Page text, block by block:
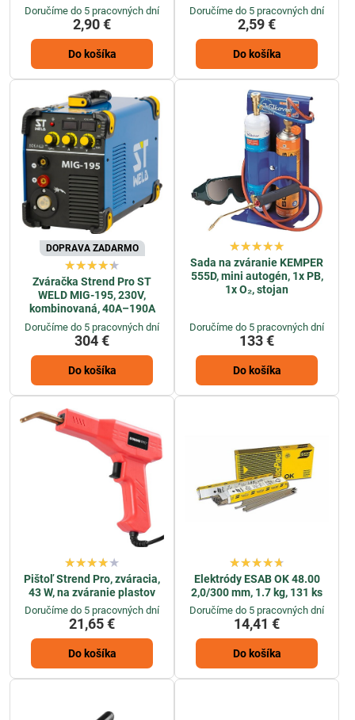
Doručíme do 5 pracovných dní
2,90 €
Do košíka
Doručíme do 5 pracovných dní
2,59 €
Do košíka
DOPRAVA ZADARMO
Zváračka Strend Pro ST
WELD MIG-195, 230V,
kombinovaná, 40A–190A
Doručíme do 5 pracovných dní
304 €
Do košíka
Sada na zváranie KEMPER
555D, mini autogén, 1x PB,
1x O₂, stojan
Doručíme do 5 pracovných dní
133 €
Do košíka
Pištoľ Strend Pro, zváracia,
43 W, na zváranie plastov
Doručíme do 5 pracovných dní
21,65 €
Do košíka
Elektródy ESAB OK 48.00
2,0/300 mm, 1.7 kg, 131 ks
Doručíme do 5 pracovných dní
14,41 €
Do košíka